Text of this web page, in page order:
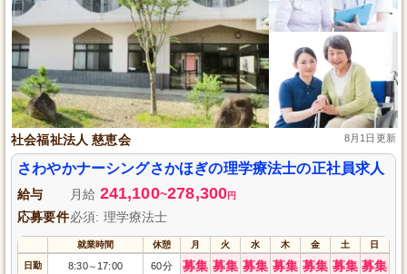
社会福祉法人 慈恵会 8月1日更新
さわやかナーシングさかほぎの理学療法士の正社員求人
給与 月給 241,100~278,300円
応募要件必須: 理学療法士
就業時間 休憩 月 火 水 木 金 土 日
日勤 8:30～ 17:00 60分 募集 募集 募集 募集 募集 募集 募集